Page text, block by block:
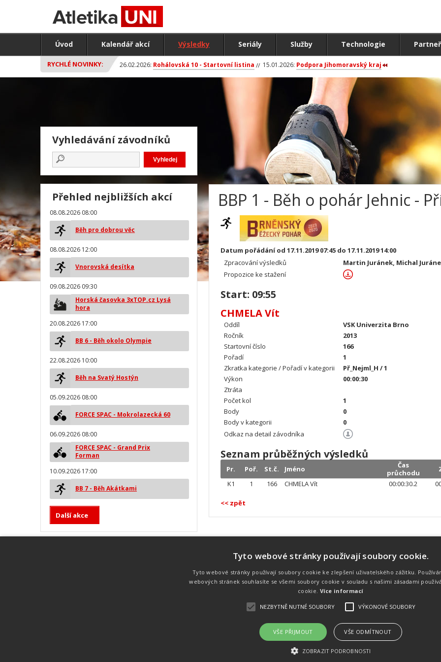
Úvod Kalendář akcí Výsledky Seriály Služby Technologie
RYCHLÉ NOVINKY: 26.02.2026: Rohálovská 10 - Startovní listina 15.01.2026: Podpora Jihomoravský kraj
BBP 1 - Běh o pohár Jehnic -
Datum pořádání od 17.11.2019 07:45 do 17.11.2019 14:00
Zpracování výsledků
Martin Juránek, Michal
Propozice ke stažení
Start: 09:55
CHMELA Vít
Oddíl
VSK Univerzita Brno
Ročník
2013
Startovní číslo
166
Pořadí
1
Zkratka kategorie / Pořadí v kategorii
Př_Nejml_H / 1
Výkon
00:00:30
Ztráta
Počet kol
1
Body
0
Body v kategorii
0
Odkaz na detail závodníka
Seznam průběžných výsledků
Pr. Poř. St.č. Jméno
Čas
průchodu
K1
1 166 CHMELA Vít 00:00:30.2
<< zpět
Vyhledávání závodníků
Přehled nejbližších akcí
08.08.2026 08:00
Běh pro dobrou věc
08.08.2026 12:00
Vnorovská desítka
09.08.2026 09:30
Horská časovka 3xTOP.cz Lysá
hora
20.08.2026 17:00
BB 6 - Běh okolo Olympie
22.08.2026 10:00
Běh na Svatý Hostýn
05.09.2026 08:00
FORCE SPAC - Mokrolazecká 60
06.09.2026 08:00
FORCE SPAC - Grand Prix
Forman
10.09.2026 17:00
BB 7 - Běh Akátkami
Další akce
technologie od společnosti MYLAPS. Tato
technologie je používána na olympijských
Náš tým
Náš tým je schopen na profesionální
úrovni zajistit pořádání sportovních
soutěží. Organizaci závodů, registraci na
místě, měření, zpracování a publikaci
. Publikování a šíření obsahu je bez písemného souhlasu
Úvod Kalendář akcí
Tyto webové stránky používají soubory cookie.
Tyto webové stránky používají soubory cookie ke zlepšení uživatelského zážitku.
webových stránek souhlasíte se všemi soubory cookie v souladu s našimi zásadami
cookie. Více informací
NEZBYTNĚ NUTNÉ SOUBORY VÝKONOVÉ SOUBORY
VŠE PŘIJMOUT VŠE ODMÍTNOUT
ZOBRAZIT PODROBNOSTI